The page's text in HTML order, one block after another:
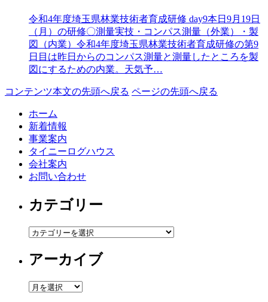
令和4年度埼玉県林業技術者育成研修 day9本日9月19日
（月）の研修〇測量実技・コンパス測量（外業）・製
図（内業）令和4年度埼玉県林業技術者育成研修の第9
日目は昨日からのコンパス測量と測量したところを製
図にするための内業。天気予…
コンテンツ本文の先頭へ戻る ページの先頭へ戻る
ホーム
新着情報
事業案内
タイニーログハウス
会社案内
お問い合わせ
カテゴリー
カ
ゴ
ー
アーカイブ
ア